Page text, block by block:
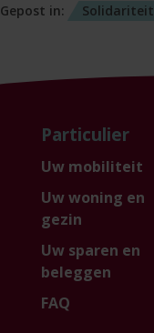
Gepost in:
Solidariteit
Particulier
Uw mobiliteit
Uw woning en
gezin
Uw sparen en
beleggen
FAQ